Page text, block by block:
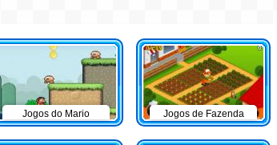
Jogos do Mario Jogos de Fazenda